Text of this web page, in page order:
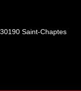
Saint-Chaptes